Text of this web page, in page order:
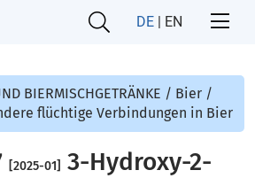
DE | EN
BIERMISCHGETRÄNKE / Bier /
flüchtige Verbindungen in Bier
[2025-01] 3-Hydroxy-2-